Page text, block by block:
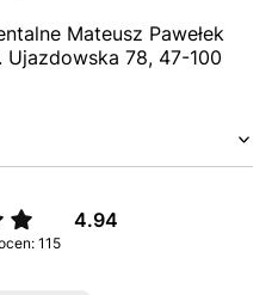
Mateusz Pawełek
78, 47-100
4.94
115